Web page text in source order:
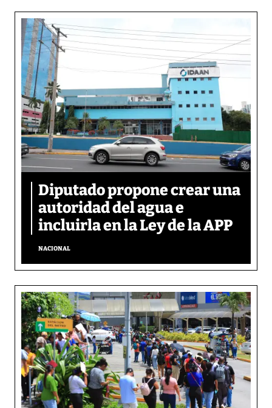
Diputado propone crear una
autoridad del agua e
incluirla en la Ley de la APP
NACIONAL